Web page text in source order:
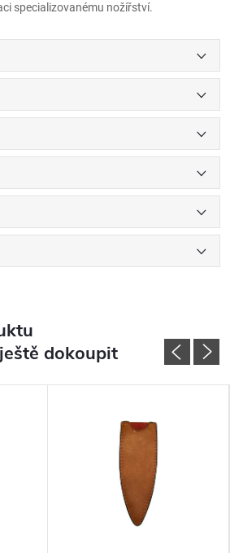
specializovanému nožířství.
dokoupit